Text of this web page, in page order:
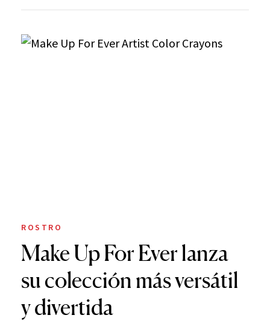
ROSTRO
Make Up For Ever lanza
su colección más versátil
y divertida